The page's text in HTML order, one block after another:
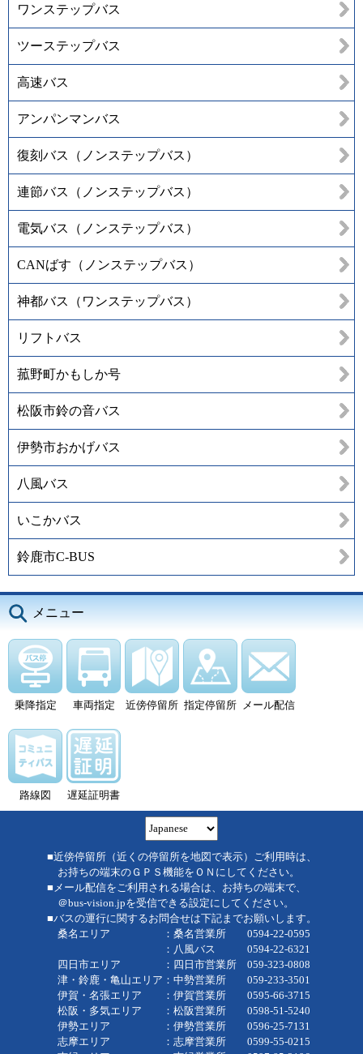
ワンステップバス
ツーステップバス
高速バス
アンパンマンバス
復刻バス（ノンステップバス）
連節バス（ノンステップバス）
電気バス（ノンステップバス）
CANばす（ノンステップバス）
神都バス（ワンステップバス）
リフトバス
菰野町かもしか号
松阪市鈴の音バス
伊勢市おかげバス
八風バス
いこかバス
鈴鹿市C-BUS
メニュー
乗降指定 車両指定 近傍停留所 指定停留所 メール配信
路線図 遅延証明書
■近傍停留所（近くの停留所を地図で表示）ご利用時は、
お持ちの端末のＧＰＳ機能をＯＮにしてください。
■メール配信をご利用される場合は、お持ちの端末で、
＠bus-vision.jpを受信できる設定にしてください。
■バスの運行に関するお問合せは下記までお願いします。
桑名エリア ：桑名営業所 0594-22-0595
：八風バス 0594-22-6321
四日市エリア ：四日市営業所 059-323-0808
津・鈴鹿・亀山エリア：中勢営業所 059-233-3501
伊賀・名張エリア ：伊賀営業所 0595-66-3715
松阪・多気エリア ：松阪営業所 0598-51-5240
伊勢エリア ：伊勢営業所 0596-25-7131
志摩エリア ：志摩営業所 0599-55-0215